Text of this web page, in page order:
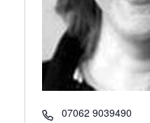
Telefon
07062 9039490